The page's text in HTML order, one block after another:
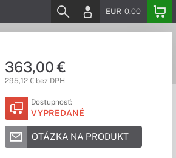
EUR 0,00
363,00 €
295,12 € bez DPH
Dostupnosť:
VYPREDANÉ
OTÁZKA NA PRODUKT